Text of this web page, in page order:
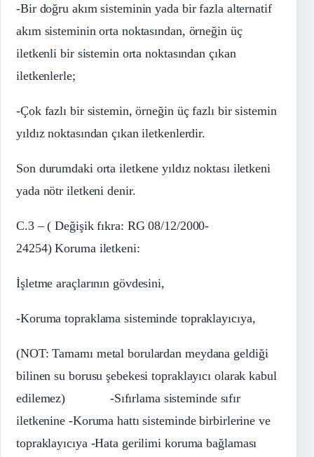
-Bir doğru akım sisteminin yada bir fazla alternatif
akım sisteminin orta noktasından, örneğin üç
iletkenli bir sistemin orta noktasından çıkan
iletkenlerle;
-Çok fazlı bir sistemin, örneğin üç fazlı bir sistemin
yıldız noktasından çıkan iletkenlerdir.
Son durumdaki orta iletkene yıldız noktası iletkeni
yada nötr iletkeni denir.
C.3 – ( Değişik fıkra: RG 08/12/2000-
24254) Koruma iletkeni:
İşletme araçlarının gövdesini,
-Koruma topraklama sisteminde topraklayıcıya,
(NOT: Tamamı metal borulardan meydana geldiği
bilinen su borusu şebekesi topraklayıcı olarak kabul
edilemez) -Sıfırlama sisteminde sıfır
iletkenine -Koruma hattı sisteminde birbirlerine ve
topraklayıcıya -Hata gerilimi koruma bağlaması